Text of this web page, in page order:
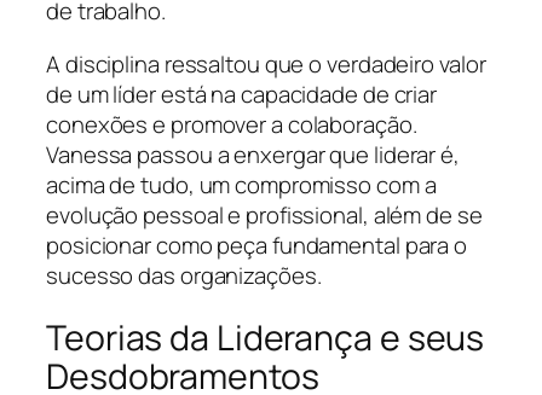
de trabalho.
A disciplina ressaltou que o verdadeiro valor
de um líder está na capacidade de criar
conexões e promover a colaboração.
Vanessa passou a enxergar que liderar é,
acima de tudo, um compromisso com a
evolução pessoal e profissional, além de se
posicionar como peça fundamental para o
sucesso das organizações.
Teorias da Liderança e seus
Desdobramentos